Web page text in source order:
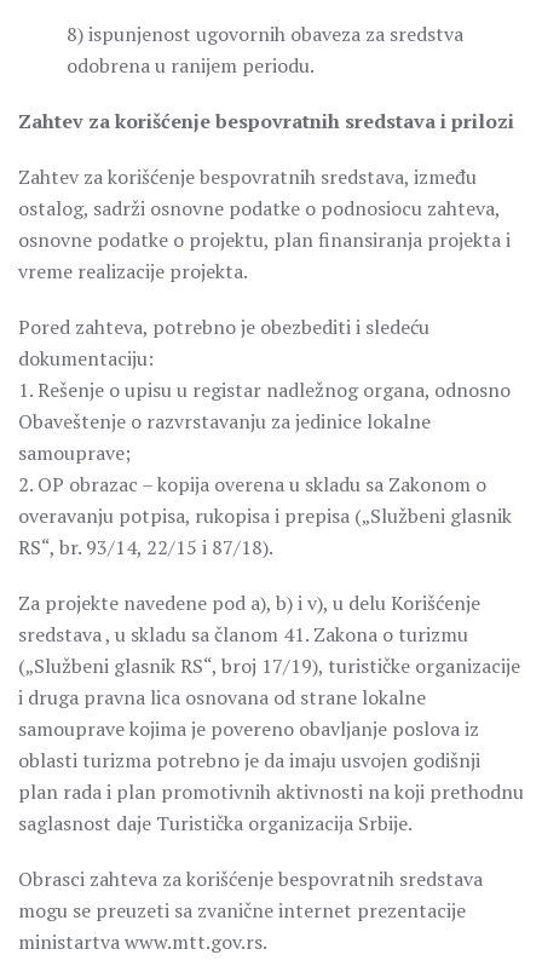
8) ispunjenost ugovornih obaveza za sredstva
odobrena u ranijem periodu.
Zahtev za korišćenje bespovratnih sredstava i prilozi
Zahtev za korišćenje bespovratnih sredstava, između
ostalog, sadrži osnovne podatke o podnosiocu zahteva,
osnovne podatke o projektu, plan finansiranja projekta i
vreme realizacije projekta.
Pored zahteva, potrebno je obezbediti i sledeću
dokumentaciju:
1. Rešenje o upisu u registar nadležnog organa, odnosno
Obaveštenje o razvrstavanju za jedinice lokalne
samouprave;
2. OP obrazac – kopija overena u skladu sa Zakonom o
overavanju potpisa, rukopisa i prepisa („Službeni glasnik
RS“, br. 93/14, 22/15 i 87/18).
Za projekte navedene pod a), b) i v), u delu Korišćenje
sredstava , u skladu sa članom 41. Zakona o turizmu
(„Službeni glasnik RS“, broj 17/19), turističke organizacije
i druga pravna lica osnovana od strane lokalne
samouprave kojima je povereno obavljanje poslova iz
oblasti turizma potrebno je da imaju usvojen godišnji
plan rada i plan promotivnih aktivnosti na koji prethodnu
saglasnost daje Turistička organizacija Srbije.
Obrasci zahteva za korišćenje bespovratnih sredstava
mogu se preuzeti sa zvanične internet prezentacije
ministartva www.mtt.gov.rs.